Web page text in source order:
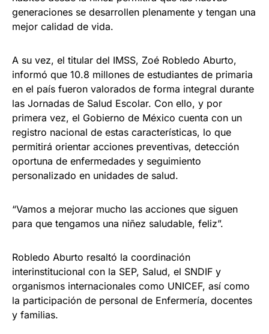
generaciones se desarrollen plenamente y tengan una
mejor calidad de vida.
A su vez, el titular del IMSS, Zoé Robledo Aburto,
informó que 10.8 millones de estudiantes de primaria
en el país fueron valorados de forma integral durante
las Jornadas de Salud Escolar. Con ello, y por
primera vez, el Gobierno de México cuenta con un
registro nacional de estas características, lo que
permitirá orientar acciones preventivas, detección
oportuna de enfermedades y seguimiento
personalizado en unidades de salud.
“Vamos a mejorar mucho las acciones que siguen
para que tengamos una niñez saludable, feliz”.
Robledo Aburto resaltó la coordinación
interinstitucional con la SEP, Salud, el SNDIF y
organismos internacionales como UNICEF, así como
la participación de personal de Enfermería, docentes
y familias.